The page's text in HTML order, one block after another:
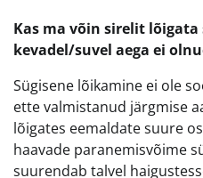
Kas ma võin sirelit
kevadel/suvel aega ei
Sügisene lõikamine ei ole
ette valmistanud järgmise
lõigates eemaldate suure
haavade paranemisvõime
suurendab talvel